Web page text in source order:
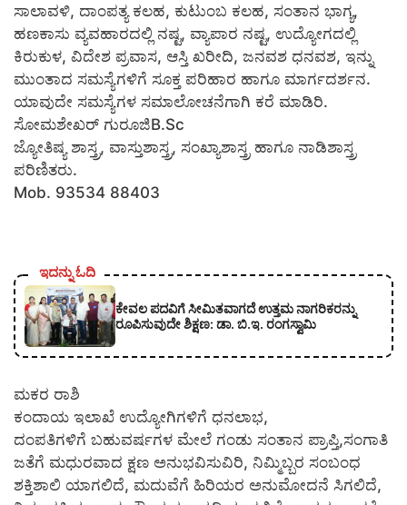
ಸಾಲಾವಳಿ, ದಾಂಪತ್ಯ ಕಲಹ, ಕುಟುಂಬ ಕಲಹ, ಸಂತಾನ ಭಾಗ್ಯ,
ಹಣಕಾಸು ವ್ಯವಹಾರದಲ್ಲಿ ನಷ್ಟ, ವ್ಯಾಪಾರ ನಷ್ಟ, ಉದ್ಯೋಗದಲ್ಲಿ
ಕಿರುಕುಳ, ವಿದೇಶ ಪ್ರವಾಸ, ಆಸ್ತಿ ಖರೀದಿ, ಜನವಶ ಧನವಶ, ಇನ್ನು
ಮುಂತಾದ ಸಮಸ್ಯೆಗಳಿಗೆ ಸೂಕ್ತ ಪರಿಹಾರ ಹಾಗೂ ಮಾರ್ಗದರ್ಶನ.
ಯಾವುದೇ ಸಮಸ್ಯೆಗಳ ಸಮಾಲೋಚನೆಗಾಗಿ ಕರೆ ಮಾಡಿರಿ.
ಸೋಮಶೇಖರ್ ಗುರೂಜಿB.Sc
ಜ್ಯೋತಿಷ್ಯ ಶಾಸ್ತ್ರ, ವಾಸ್ತುಶಾಸ್ತ್ರ, ಸಂಖ್ಯಾಶಾಸ್ತ್ರ ಹಾಗೂ ನಾಡಿಶಾಸ್ತ್ರ
ಪರಿಣಿತರು.
Mob. 93534 88403
ಇದನ್ನು ಓದಿ
ಕೇವಲ ಪದವಿಗೆ ಸೀಮಿತವಾಗದೆ ಉತ್ತಮ ನಾಗರಿಕರನ್ನು
ರೂಪಿಸುವುದೇ ಶಿಕ್ಷಣ: ಡಾ. ಬಿ.ಇ. ರಂಗಸ್ವಾಮಿ
ಮಕರ ರಾಶಿ
ಕಂದಾಯ ಇಲಾಖೆ ಉದ್ಯೋಗಿಗಳಿಗೆ ಧನಲಾಭ,
ದಂಪತಿಗಳಿಗೆ ಬಹುವರ್ಷಗಳ ಮೇಲೆ ಗಂಡು ಸಂತಾನ ಪ್ರಾಪ್ತಿ,ಸಂಗಾತಿ
ಜತೆಗೆ ಮಧುರವಾದ ಕ್ಷಣ ಅನುಭವಿಸುವಿರಿ, ನಿಮ್ಮಿಬ್ಬರ ಸಂಬಂಧ
ಶಕ್ತಿಶಾಲಿ ಯಾಗಲಿದೆ, ಮದುವೆಗೆ ಹಿರಿಯರ ಅನುಮೋದನೆ ಸಿಗಲಿದೆ,